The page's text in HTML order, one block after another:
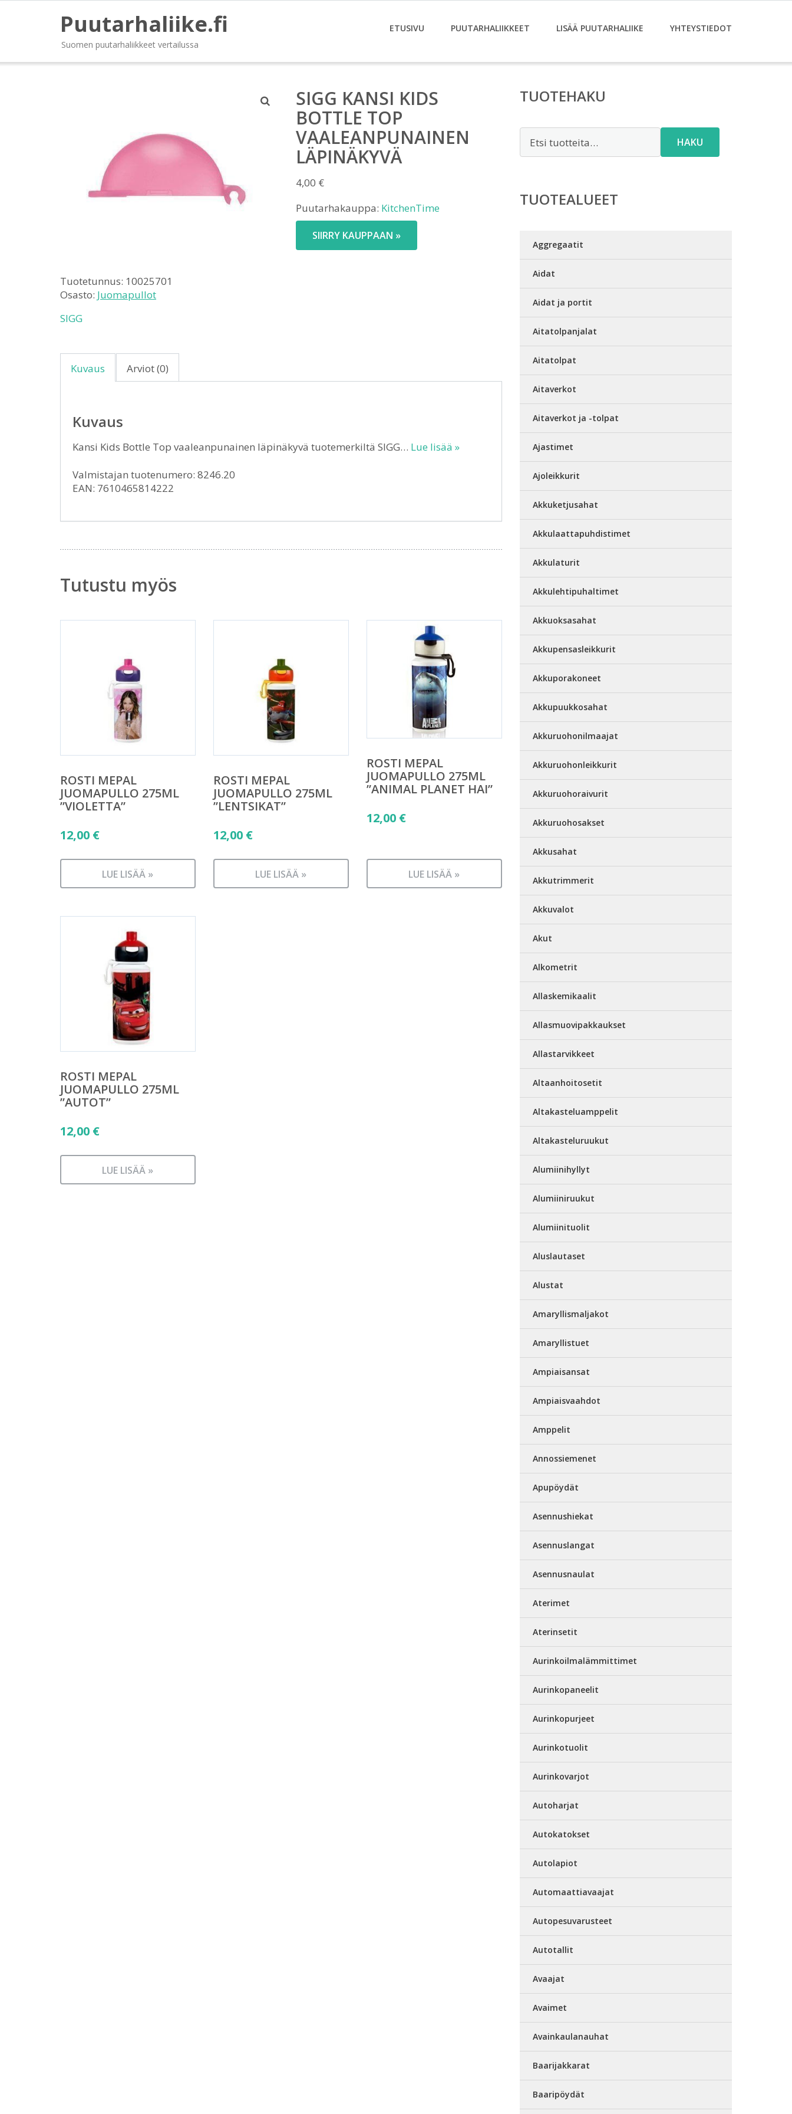
Puutarhaliike.fi
Suomen puutarhaliikkeet vertailussa
ETUSIVU PUUTARHALIIKKEET LISÄÄ PUUTARHALIIKE YHTEYSTIEDOT
SIGG KANSI KIDS
BOTTLE TOP
VAALEANPUNAINEN
LÄPINÄKYVÄ
4,00 €
Puutarhakauppa: KitchenTime
SIIRRY KAUPPAAN »
Tuotetunnus: 10025701
Osasto: Juomapullot
SIGG
Kuvaus Arviot (0)
Kuvaus
Kansi Kids Bottle Top vaaleanpunainen läpinäkyvä tuotemerkiltä SIGG… Lue lisää »
Valmistajan tuotenumero: 8246.20
EAN: 7610465814222
Tutustu myös
ROSTI MEPAL
JUOMAPULLO 275ML
”VIOLETTA”
12,00 €
LUE LISÄÄ »
ROSTI MEPAL
JUOMAPULLO 275ML
”LENTSIKAT”
12,00 €
LUE LISÄÄ »
ROSTI MEPAL
JUOMAPULLO 275ML
”ANIMAL PLANET HAI”
12,00 €
LUE LISÄÄ »
ROSTI MEPAL
JUOMAPULLO 275ML
”AUTOT”
12,00 €
LUE LISÄÄ »
TUOTEHAKU
HAKU
TUOTEALUEET
Aggregaatit
Aidat
Aidat ja portit
Aitatolpanjalat
Aitatolpat
Aitaverkot
Aitaverkot ja -tolpat
Ajastimet
Ajoleikkurit
Akkuketjusahat
Akkulaattapuhdistimet
Akkulaturit
Akkulehtipuhaltimet
Akkuoksasahat
Akkupensasleikkurit
Akkuporakoneet
Akkupuukkosahat
Akkuruohonilmaajat
Akkuruohonleikkurit
Akkuruohoraivurit
Akkuruohosakset
Akkusahat
Akkutrimmerit
Akkuvalot
Akut
Alkometrit
Allaskemikaalit
Allasmuovipakkaukset
Allastarvikkeet
Altaanhoitosetit
Altakasteluamppelit
Altakasteluruukut
Alumiinihyllyt
Alumiiniruukut
Alumiinituolit
Aluslautaset
Alustat
Amaryllismaljakot
Amaryllistuet
Ampiaisansat
Ampiaisvaahdot
Amppelit
Annossiemenet
Apupöydät
Asennushiekat
Asennuslangat
Asennusnaulat
Aterimet
Aterinsetit
Aurinkoilmalämmittimet
Aurinkopaneelit
Aurinkopurjeet
Aurinkotuolit
Aurinkovarjot
Autoharjat
Autokatokset
Autolapiot
Automaattiavaajat
Autopesuvarusteet
Autotallit
Avaajat
Avaimet
Avainkaulanauhat
Baarijakkarat
Baaripöydät